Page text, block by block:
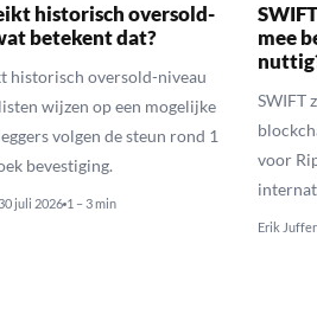
historisch oversold-
betekent dat?
historisch oversold-niveau
wijzen op een mogelijke
volgen de steun rond 1
bevestiging.
30 juli 2026 1 – 3 min
mee
SWIFT
voor
Erik